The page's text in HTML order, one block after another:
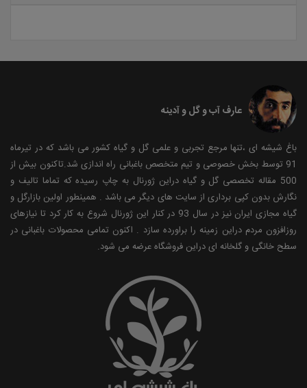
عارف آب و گل و آدینه
باغ شیشه ای ،تنها مرجع تجربی و علمی گل و گیاه کشور می باشد که در تیرماه
91 توسط بخش خصوصی و تیم متخصص باغبانی راه اندازی شد.تاکنون بیش از
500 مقاله تخصصی گل و گیاه دراین ژورنال به چاپ رسیده که تماما تالیف و
نگارش بدون کپی برداری از سایت های دیگر می باشد . همینطور اولین بازارگل و
گیاه مجازی ایران نیز در سال 93 در کنار این ژورنال شروع به کار کرد تا نیازهای
روزافزون مردم دراین زمینه را براورده سازد . اکنون تمامی محصولات باغبانی در
سطح خانگی و گلخانه ای دراین فروشگاه عرضه می شود.